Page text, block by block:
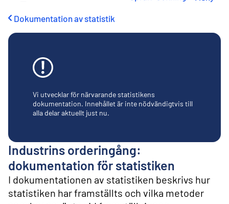
Dokumentation av statistik
Vi utvecklar för närvarande statistikens
dokumentation. Innehållet är inte nödvändigtvis till
alla delar aktuellt just nu.
Industrins orderingång:
dokumentation för statistiken
I dokumentationen av statistiken beskrivs hur
statistiken har framställts och vilka metoder